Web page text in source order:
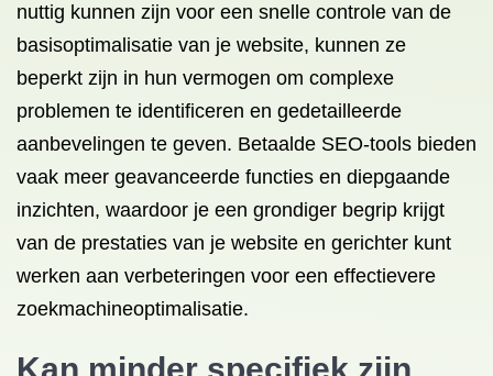
nuttig kunnen zijn voor een snelle controle van de
basisoptimalisatie van je website, kunnen ze
beperkt zijn in hun vermogen om complexe
problemen te identificeren en gedetailleerde
aanbevelingen te geven. Betaalde SEO-tools bieden
vaak meer geavanceerde functies en diepgaande
inzichten, waardoor je een grondiger begrip krijgt
van de prestaties van je website en gerichter kunt
werken aan verbeteringen voor een effectievere
zoekmachineoptimalisatie.